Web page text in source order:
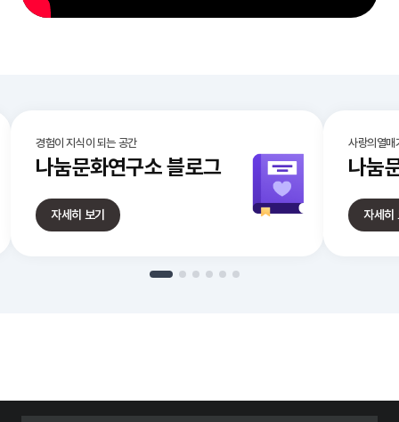
경험이 지식이 되는 공간
나눔문화연구소블로그
자세히 보기
사랑의열매
나눔
자세히